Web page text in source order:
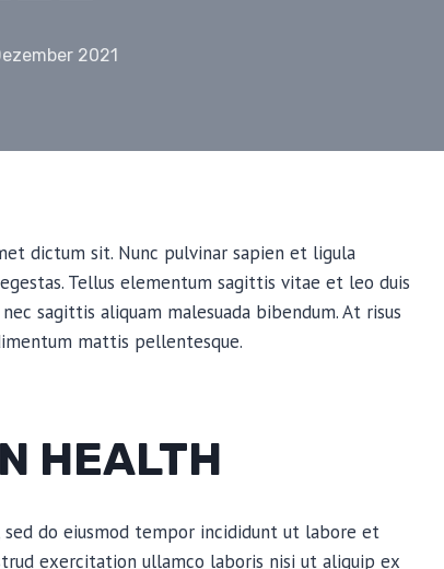
2021
dictum sit. Nunc pulvinar sapien et ligula
Tellus elementum sagittis vitae et leo duis
sagittis aliquam malesuada bibendum. At risus
mattis pellentesque.
HEALTH
do eiusmod tempor incididunt ut labore et
exercitation ullamco laboris nisi ut aliquip ex